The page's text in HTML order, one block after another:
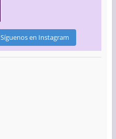
Síguenos en Instagram